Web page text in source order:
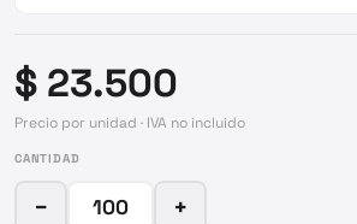
$ 23.500
Precio por unidad · IVA no incluido
CANTIDAD
− +